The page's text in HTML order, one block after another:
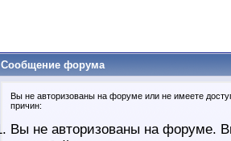
Сообщение форума
Вы не авторизованы на форуме или не имеете
причин:
Вы не авторизованы на форуме.